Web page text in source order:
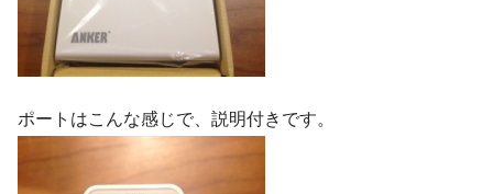
ポートはこんな感じで、説明付きです。